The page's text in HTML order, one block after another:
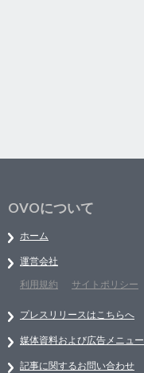
OVOについて
ホーム
運営会社
利用規約
サイトポリシー
プレスリリースはこちらへ
媒体資料および広告メニュー
記事に関するお問い合わせ